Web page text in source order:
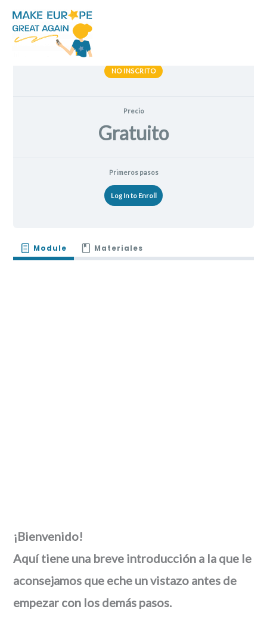
contenido
NO INSCRITO
Precio
Gratuito
Primeros pasos
Log In to Enroll
Module Materiales
¡Bienvenido!
Aquí tiene una breve introducción a la que le
aconsejamos que eche un vistazo antes de
empezar con los demás pasos.